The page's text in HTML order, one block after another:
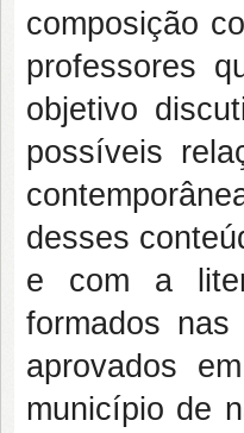
composição
professores
objetivo
possíveis
desses
e com a
formados
aprovados
município de